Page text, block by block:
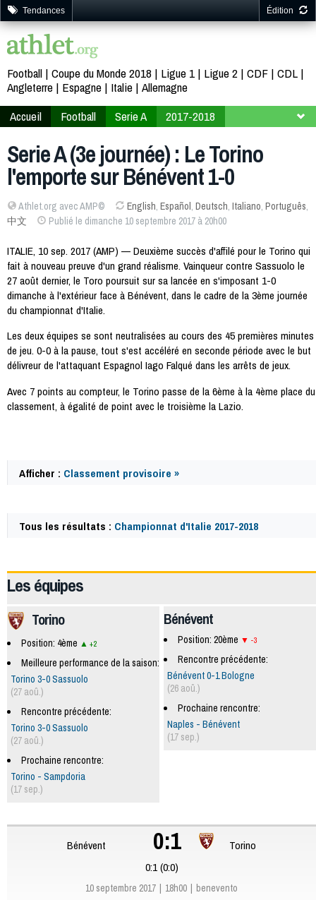
Tendances Édition
Football Coupe du Monde 2018 Ligue 1 Ligue 2 CDF CDL
Angleterre
Espagne Italie Allemagne
Accueil
Football Serie A
2017-2018
Serie A (3e journée) : Le Torino
l'emporte sur Bénévent 1-0
Athlet.org avec AMP© English, Español, Deutsch, Italiano, Português,
中文
Publié le dimanche 10 septembre 2017 à 20h00
ITALIE, 10 sep. 2017 (AMP) — Deuxième succès d'affilé pour le Torino qui
fait à nouveau preuve d'un grand réalisme. Vainqueur contre Sassuolo le
27 août dernier, le Toro poursuit sur sa lancée en s'imposant 1-0
dimanche à l'extérieur face à Bénévent, dans le cadre de la 3ème journée
du championnat d'Italie.
Les deux équipes se sont neutralisées au cours des 45 premières minutes
de jeu. 0-0 à la pause, tout s'est accéléré en seconde période avec le but
délivreur de l'attaquant Espagnol Iago Falqué dans les arrêts de jeux.
Avec 7 points au compteur, le Torino passe de la 6ème à la 4ème place du
classement, à égalité de point avec le troisième la Lazio.
Afficher : Classement provisoire »
Tous les résultats : Championnat d'Italie 2017-2018
Les équipes
Bénévent
Position: 20ème -3
Rencontre précédente:
Bénévent 0-1 Bologne
(26 aoû.)
Prochaine rencontre:
Naples - Bénévent
(17 sep.)
Torino
Position: 4ème +2
Meilleure performance de la saison:
Torino 3-0 Sassuolo
(27 aoû.)
Rencontre précédente:
Torino 3-0 Sassuolo
(27 aoû.)
Prochaine rencontre:
Torino - Sampdoria
(17 sep.)
Bénévent 0:1
Torino
0:1 (0:0)
10 septembre 2017 18h00 benevento